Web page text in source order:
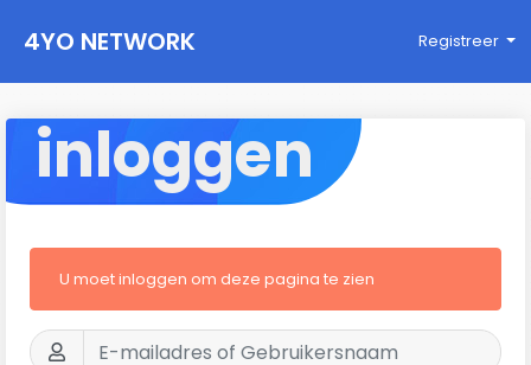
4YO NETWORK Registreer
inloggen
U moet inloggen om deze pagina te zien